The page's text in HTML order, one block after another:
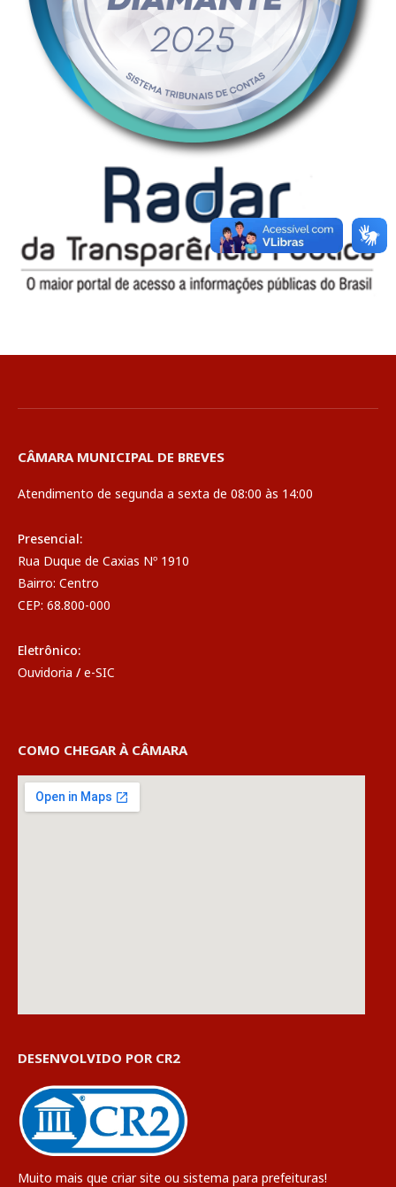
CÂMARA MUNICIPAL DE BREVES
Atendimento de segunda a sexta de 08:00 às 14:00
Presencial:
Rua Duque de Caxias Nº 1910
Bairro: Centro
CEP: 68.800-000
Eletrônico:
Ouvidoria / e-SIC
COMO CHEGAR À CÂMARA
DESENVOLVIDO POR CR2
Muito mais que criar site ou sistema para prefeituras!